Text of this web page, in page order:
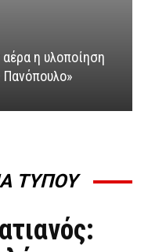
η υλοποίηση
Πανόπουλο»
ΤΥΠΟΥ